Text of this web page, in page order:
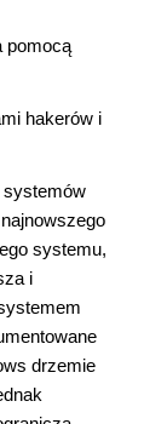
pomocą
hakerów i
systemu,
i
drzemie